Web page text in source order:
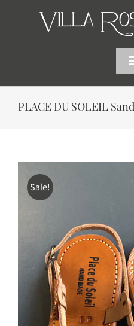
SHOP
AKTUELLES
SUCHE
PLACE DU SOLEIL
Sale!